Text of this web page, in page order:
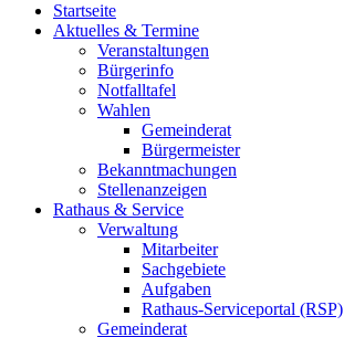
Startseite
Aktuelles & Termine
Veranstaltungen
Bürgerinfo
Notfalltafel
Wahlen
Gemeinderat
Bürgermeister
Bekanntmachungen
Stellenanzeigen
Rathaus & Service
Verwaltung
Mitarbeiter
Sachgebiete
Aufgaben
Rathaus-Serviceportal (RSP)
Gemeinderat